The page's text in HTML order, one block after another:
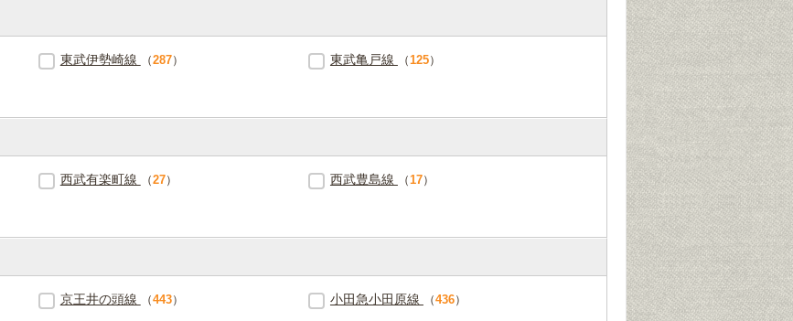
東武伊勢崎線 （287） 東武亀戸線 （ 125）
西武有楽町線 （27） 西武豊島線 （ 17）
京王井の頭線 （443） 小田急小田原線 （436）